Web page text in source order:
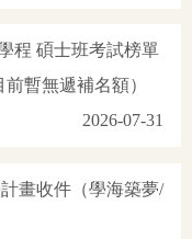
程 碩士班考試榜單
暫無遞補名額）
2026-07-31
畫收件（學海築夢/